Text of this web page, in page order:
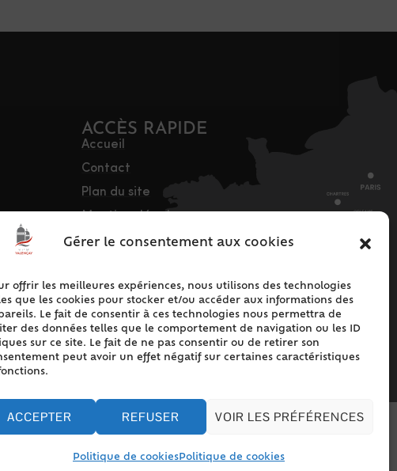
Gérer le consentement aux cookies
offrir les meilleures expériences, nous utilisons des technologies
que les cookies pour stocker et/ou accéder aux informations des
Le fait de consentir à ces technologies nous permettra de
des données telles que le comportement de navigation ou les ID
sur ce site. Le fait de ne pas consentir ou de retirer son
peut avoir un effet négatif sur certaines caractéristiques
ACCEPTER REFUSER VOIR LES PRÉFÉRENCES
Politique de cookiesPolitique de cookies
ACCÈS RAPIDE
Accueil
Contact
Plan du site
Mentions légales
Traitement des
Politique de cookies
(UE)